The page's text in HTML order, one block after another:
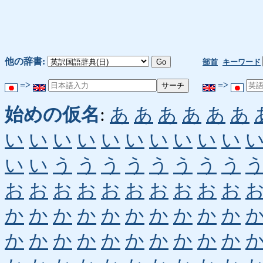
他の辞書: 部首 キーワード
=> =>
始めの仮名: あ あ あ あ あ あ
い い い い い い い い い い
い い う う う う う う う う
お お お お お お お お お お
か か か か か か か か か か
か か か か か か か か か か